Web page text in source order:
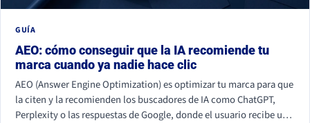
GUÍA
AEO: cómo conseguir que la IA recomiende tu
marca cuando ya nadie hace clic
AEO (Answer Engine Optimization) es optimizar tu marca para que
la citen y la recomienden los buscadores de IA como ChatGPT,
Perplexity o las respuestas de Google, donde el usuario recibe una